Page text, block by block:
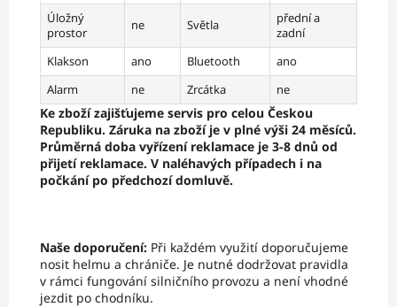
Úložný
prostor
ne Světla
přední a
zadní
Klakson
ano Bluetooth
ano
Alarm
ne Zrcátka ne
Ke zboží zajišťujeme servis pro celou Českou
Republiku. Záruka na zboží je v plné výši 24 měsíců.
Průměrná doba vyřízení reklamace je 3-8 dnů od
přijetí reklamace. V naléhavých případech i na
počkání po předchozí domluvě.
Naše doporučení: Při každém využití doporučujeme
nosit helmu a chrániče. Je nutné dodržovat pravidla
v rámci fungování silničního provozu a není vhodné
jezdit po chodníku.